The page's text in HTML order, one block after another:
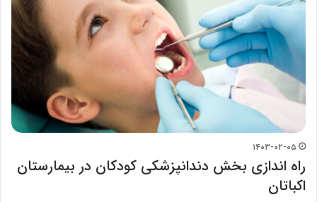
۱۴۰۳-۰۲-۰۵
راه اندازی بخش دندانپزشکی کودکان در بیمارستان
اکباتان